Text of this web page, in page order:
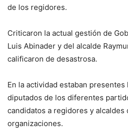
de los regidores.
Criticaron la actual gestión de
Luis Abinader y del alcalde
calificaron de desastrosa.
En la actividad estaban presentes
diputados de los diferentes
candidatos a regidores y alcaldes
organizaciones.